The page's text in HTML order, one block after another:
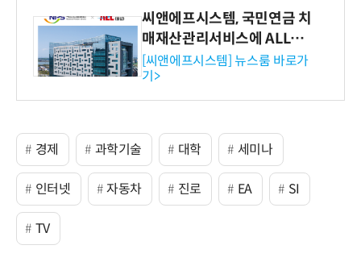
씨앤에프시스템, 국민연금 치
매재산관리서비스에 ALL# E
RP 공급
[씨앤에프시스템] 뉴스룸 바로가
기>
경제 과학기술 대학 세미나
인터넷 자동차 진로 EA SI
TV